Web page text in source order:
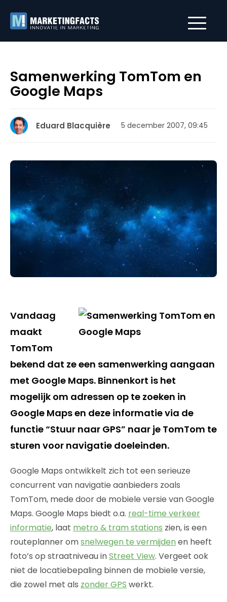
Samenwerking TomTom en
Google Maps
Eduard Blacquière 5 december 2007, 09:45
Vandaag
maakt
TomTom
bekend dat ze een samenwerking aangaan
met Google Maps. Binnenkort is het
mogelijk om adressen op te zoeken in
Google Maps en deze informatie via de
functie “Stuur naar GPS” naar je TomTom te
sturen voor navigatie doeleinden.
Google Maps ontwikkelt zich tot een serieuze
concurrent van navigatie aanbieders zoals
TomTom, mede door de mobiele versie van Google
Maps. Google Maps biedt o.a. real-time verkeer
informatie, laat metro & tram stations zien, is een
routeplanner omsnelwegen te vermijden en heeft
foto’s op straatniveau inStreet View. Vergeet ook
niet de locatiebepaling binnen de mobiele versie,
die zowel met als zonder GPS werkt.